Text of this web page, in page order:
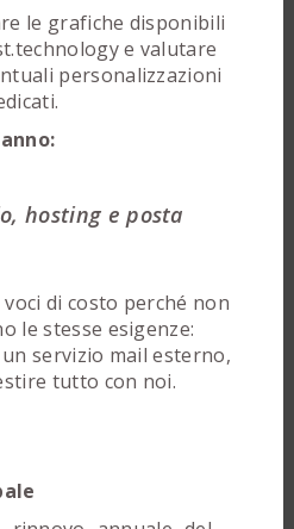
le grafiche disponibili
e valutare
personalizzazioni
hosting e posta
di costo perché non
le stesse esigenze:
servizio mail esterno,
tutto con noi.